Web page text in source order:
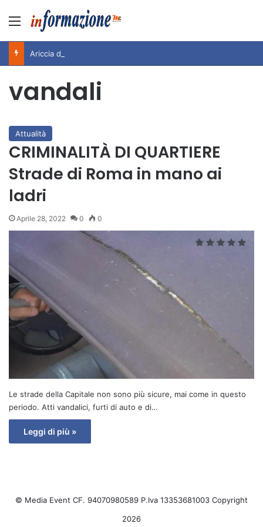
Menu
vandali
Attualità
CRIMINALITÀ DI QUARTIERE
Strade di Roma in mano ai
ladri
Aprile 28, 2022 0 0
Le strade della Capitale non sono più sicure, mai come in questo
periodo. Atti vandalici, furti di auto e di…
Leggi di più »
© Media Event CF. 94070980589 P.Iva 13353681003 Copyright
2026